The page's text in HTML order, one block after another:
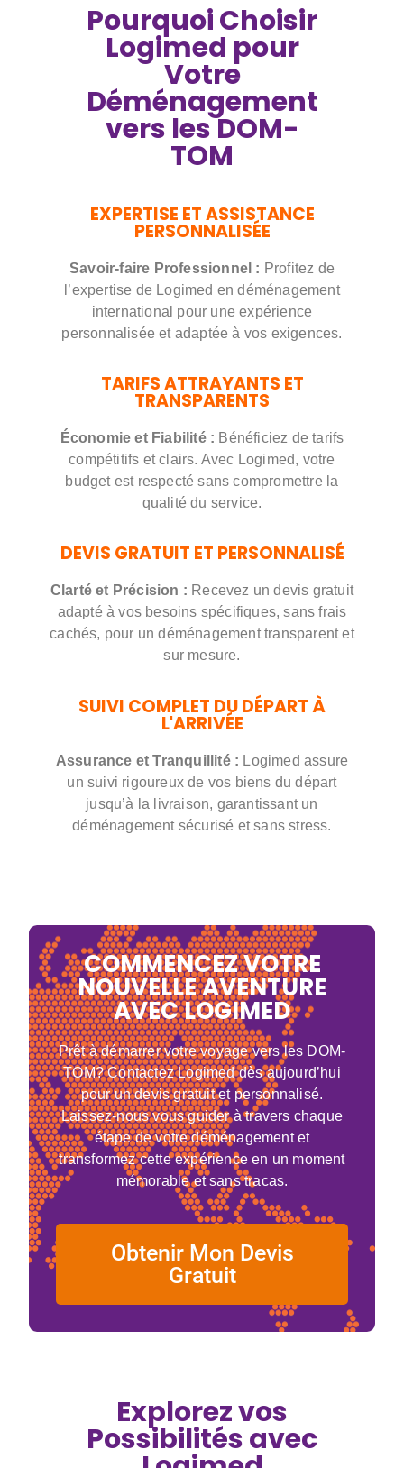
Pourquoi Choisir
Logimed pour
Votre
Déménagement
vers les DOM-
TOM
EXPERTISE ET ASSISTANCE
PERSONNALISÉE
Savoir-faire Professionnel : Profitez de
l’expertise de Logimed en déménagement
international pour une expérience
personnalisée et adaptée à vos exigences.
TARIFS ATTRAYANTS ET
TRANSPARENTS
Économie et Fiabilité : Bénéficiez de tarifs
compétitifs et clairs. Avec Logimed, votre
budget est respecté sans compromettre la
qualité du service.
DEVIS GRATUIT ET PERSONNALISÉ
Clarté et Précision : Recevez un devis gratuit
adapté à vos besoins spécifiques, sans frais
cachés, pour un déménagement transparent et
sur mesure.
SUIVI COMPLET DU DÉPART À
L'ARRIVÉE
Assurance et Tranquillité : Logimed assure
un suivi rigoureux de vos biens du départ
jusqu’à la livraison, garantissant un
déménagement sécurisé et sans stress.
COMMENCEZ VOTRE
NOUVELLE AVENTURE
AVEC LOGIMED
Prêt à démarrer votre voyage vers les DOM-
TOM? Contactez Logimed dès aujourd’hui
pour un devis gratuit et personnalisé.
Laissez-nous vous guider à travers chaque
étape de votre déménagement et
transformez cette expérience en un moment
mémorable et sans tracas.
Obtenir Mon Devis
Gratuit
Explorez vos
Possibilités avec